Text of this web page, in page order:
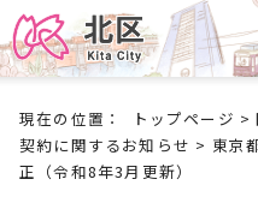
現在の位置： トップページ >
契約に関するお知らせ > 東京
正（令和8年3月更新）